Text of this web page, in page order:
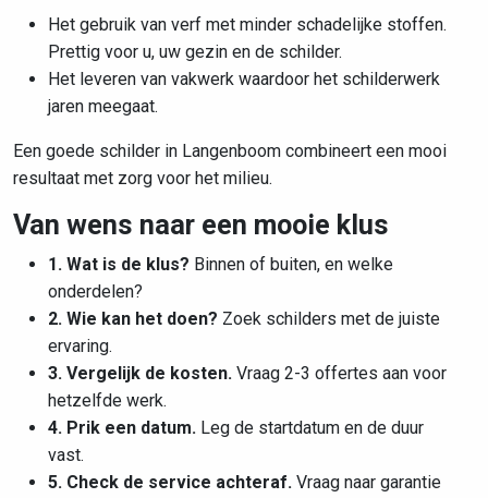
Het gebruik van verf met minder schadelijke stoffen.
Prettig voor u, uw gezin en de schilder.
Het leveren van vakwerk waardoor het schilderwerk
jaren meegaat.
Een goede schilder in Langenboom combineert een mooi
resultaat met zorg voor het milieu.
Van wens naar een mooie klus
1. Wat is de klus? Binnen of buiten, en welke
onderdelen?
2. Wie kan het doen? Zoek schilders met de juiste
ervaring.
3. Vergelijk de kosten. Vraag 2-3 offertes aan voor
hetzelfde werk.
4. Prik een datum. Leg de startdatum en de duur
vast.
5. Check de service achteraf. Vraag naar garantie